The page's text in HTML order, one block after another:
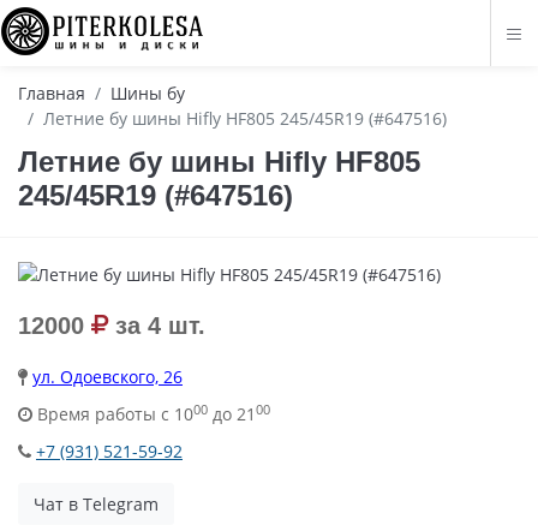
Главная
Шины бу
Летние бу шины Hifly HF805 245/45R19 (#647516)
Летние бу шины Hifly HF805
245/45R19 (#647516)
12000 за 4 шт.
ул. Одоевского, 26
Время работы с 1000 до 21 00
+7 (931) 521-59-92
Чат в Telegram